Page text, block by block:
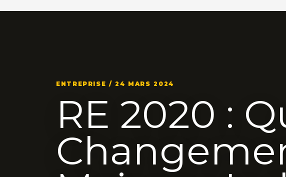
ENTREPRISE / 24 MARS 2024
RE 2020 :